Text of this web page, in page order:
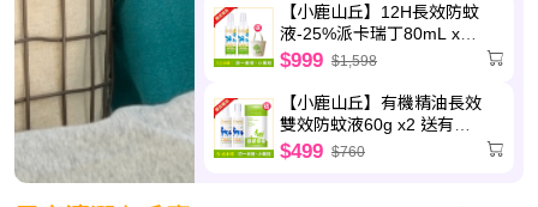
【小鹿山丘】12H長效防蚊
液-25%派卡瑞丁80mL x2
送圓筒帆布袋
$999 $1,598
【小鹿山丘】有機精油長效
雙效防蚊液60g x2 送有機
精油驅蚊貼片(6枚/包)-效期
至2027.5.8
$499 $760